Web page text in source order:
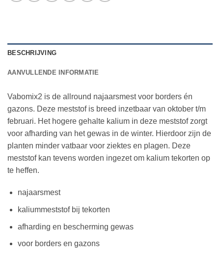
BESCHRIJVING
AANVULLENDE INFORMATIE
Vabomix2 is de allround najaarsmest voor borders én
gazons. Deze meststof is breed inzetbaar van oktober t/m
februari. Het hogere gehalte kalium in deze meststof zorgt
voor afharding van het gewas in de winter. Hierdoor zijn de
planten minder vatbaar voor ziektes en plagen. Deze
meststof kan tevens worden ingezet om kalium tekorten op
te heffen.
najaarsmest
kaliummeststof bij tekorten
afharding en bescherming gewas
voor borders en gazons